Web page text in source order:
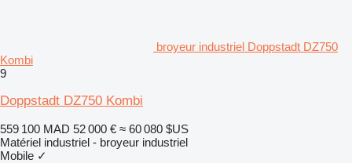
broyeur industriel Doppstadt DZ750
Kombi
9
Doppstadt DZ750 Kombi
559 100 MAD 52 000 € ≈ 60 080 $US
Matériel industriel - broyeur industriel
Mobile ✓